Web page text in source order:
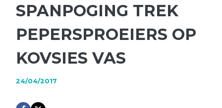
SPANPOGING TREK
PEPERSPROEIERS OP
KOVSIES VAS
24/04/2017